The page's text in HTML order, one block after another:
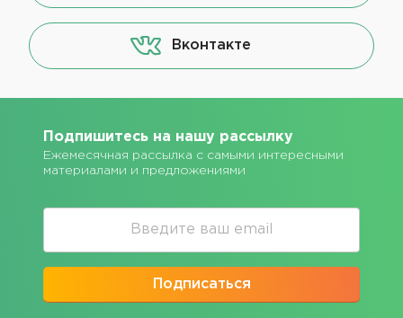
Вконтакте
Подпишитесь на нашу рассылку
Ежемесячная рассылка с самыми интересными
материалами и предложениями
Подписаться